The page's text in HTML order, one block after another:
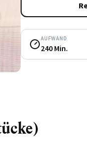
AUFWAND
240 Min.